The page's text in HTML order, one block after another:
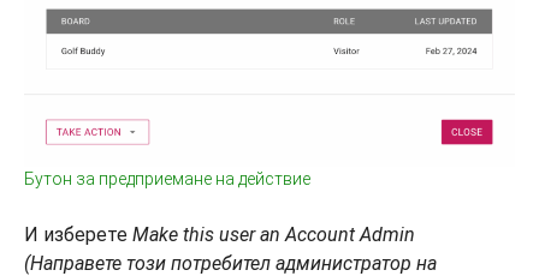
Бутон за предприемане на действие
И изберете Make this user an Account Admin
(Направете този потребител администратор на